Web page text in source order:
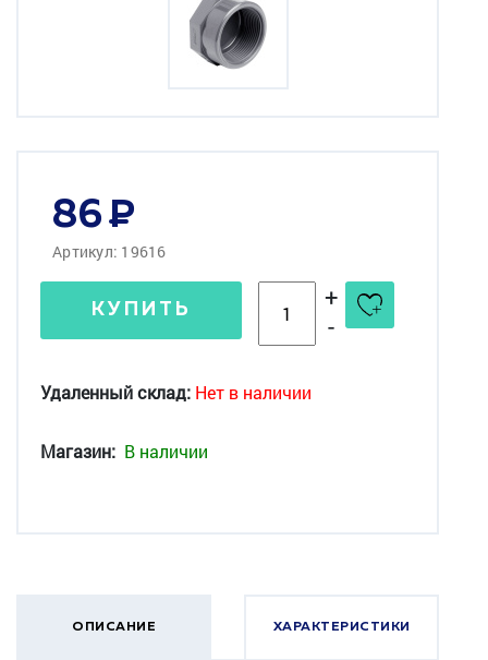
86
Артикул: 19616
КУПИТЬ
+
-
Удаленный склад: Нет в наличии
Магазин: В наличии
ОПИСАНИЕ ХАРАКТЕРИСТИКИ